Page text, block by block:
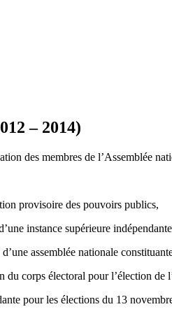
– 2014)
des membres de l’Assemblée
provisoire des pouvoirs publics,
instance supérieure
assemblée nationale
corps électoral pour l’élection de
pour les élections du 13